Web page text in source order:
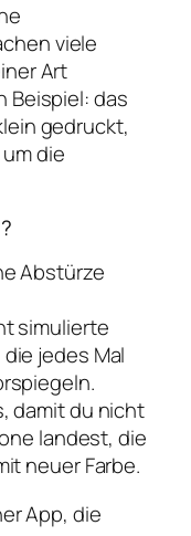
viele
Art
Beispiel: das
gedruckt,
die
Abstürze
simulierte
jedes Mal
damit du nicht
landest, die
neuer Farbe.
App, die